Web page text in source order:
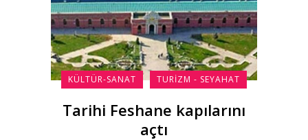
KÜLTÜR-SANAT TURIZM - SEYAHAT
Tarihi Feshane kapılarını
açtı